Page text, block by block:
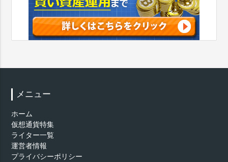
メニュー
ホーム
仮想通貨特集
ライター一覧
運営者情報
プライバシーポリシー